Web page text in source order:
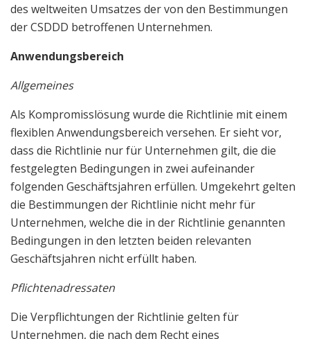
des weltweiten Umsatzes der von den Bestimmungen
der CSDDD betroffenen Unternehmen.
Anwendungsbereich
Allgemeines
Als Kompromisslösung wurde die Richtlinie mit einem
flexiblen Anwendungsbereich versehen. Er sieht vor,
dass die Richtlinie nur für Unternehmen gilt, die die
festgelegten Bedingungen in zwei aufeinander
folgenden Geschäftsjahren erfüllen. Umgekehrt gelten
die Bestimmungen der Richtlinie nicht mehr für
Unternehmen, welche die in der Richtlinie genannten
Bedingungen in den letzten beiden relevanten
Geschäftsjahren nicht erfüllt haben.
Pflichtenadressaten
Die Verpflichtungen der Richtlinie gelten für
Unternehmen, die nach dem Recht eines